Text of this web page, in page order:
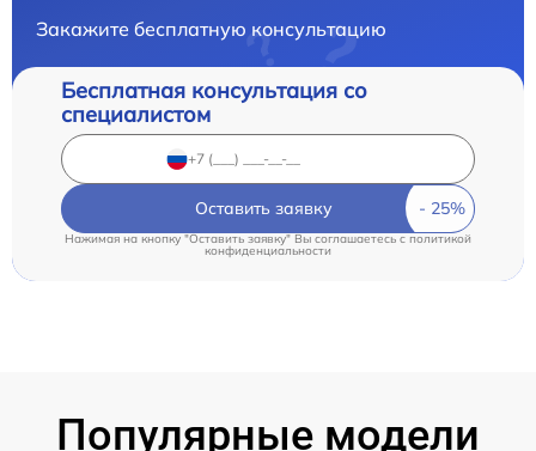
Закажите бесплатную консультацию
Бесплатная консультация со
специалистом
Оставить заявку
Нажимая на кнопку "Оставить заявку" Вы соглашаетесь cполитикой
конфиденциальности
Популярные модели